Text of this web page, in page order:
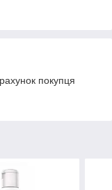
покупця